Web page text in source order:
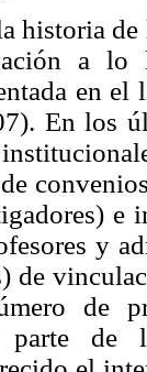
historia
a
en
En los
e
y
de
de
parte de